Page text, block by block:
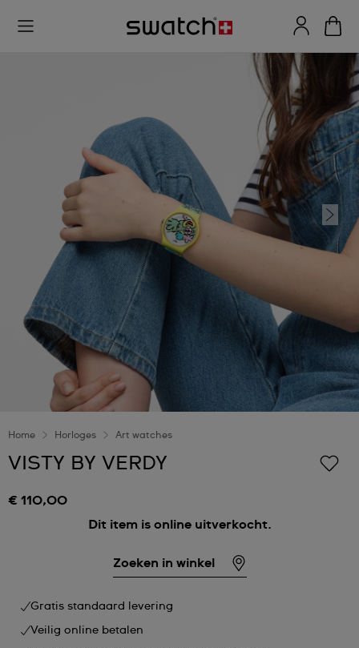
Home Horloges Art watches
VISTY BY VERDY
€ 110,00
Dit item is online uitverkocht.
Zoeken in winkel
Gratis standaard levering
Veilig online betalen